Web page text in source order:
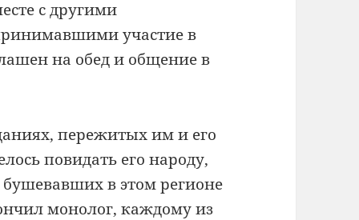
с другими
участие в
на обед и общение в
пережитых им и его
повидать его народу,
бушевавшихв этом регионе
монолог, каждому из